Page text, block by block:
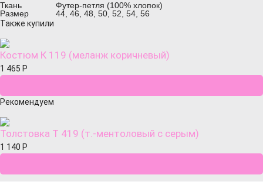
Ткань
Футер-петля (100% хлопок)
Размер
44, 46, 48, 50, 52, 54, 56
Также купили
Костюм К 119 (меланж коричневый)
1 465 Р
Рекомендуем
Толстовка Т 419 (т.-ментоловый с серым)
1 140 Р